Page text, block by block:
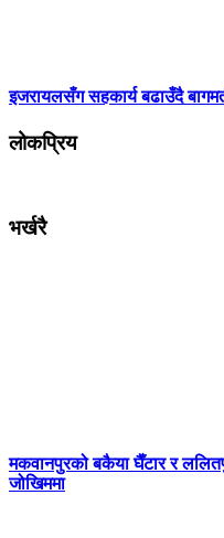
इजरायलसँग सहकार्य बढाउँदै
लोकप्रिय
भर्खरै
मकवानपुरको बकैया घैँटार र
जोखिममा